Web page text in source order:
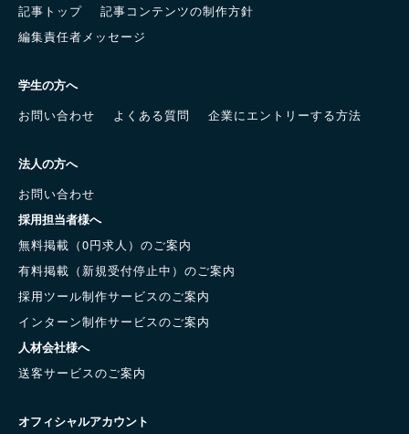
記事トップ
記事コンテンツの制作方針
編集責任者メッセージ
学生の方へ
お問い合わせ
よくある質問 企業にエントリーする方法
法人の方へ
お問い合わせ
採用担当者様へ
無料掲載（0円求人）のご案内
有料掲載（新規受付停止中）のご案内
採用ツール制作サービスのご案内
インターン制作サービスのご案内
人材会社様へ
送客サービスのご案内
オフィシャルアカウント